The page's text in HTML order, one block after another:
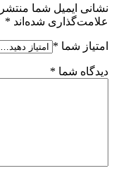
نشانی ایمیل شما
علامت‌گذاری شده‌اند *
امتیاز شما *
دیدگاه شما *